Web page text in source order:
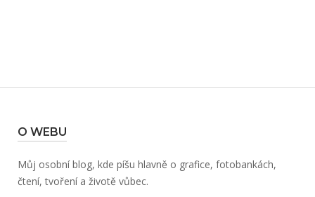
O WEBU
Můj osobní blog, kde píšu hlavně o grafice, fotobankách,
čtení, tvoření a životě vůbec.